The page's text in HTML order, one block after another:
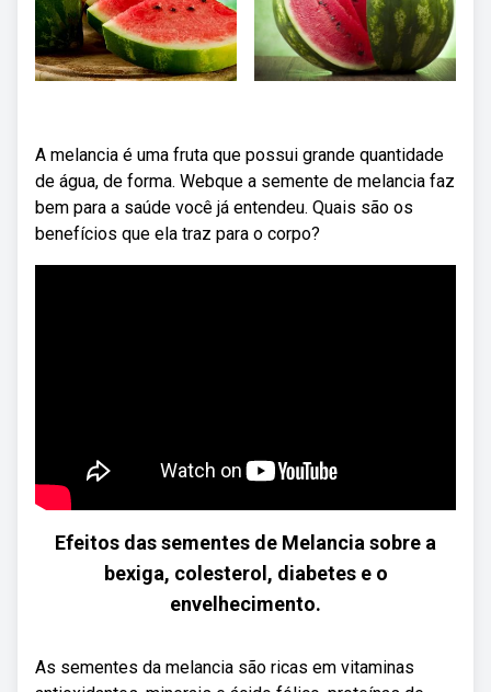
A melancia é uma fruta que possui grande quantidade
de água, de forma. Webque a semente de melancia faz
bem para a saúde você já entendeu. Quais são os
benefícios que ela traz para o corpo?
Efeitos das sementes de Melancia sobre a
bexiga, colesterol, diabetes e o
envelhecimento.
As sementes da melancia são ricas em vitaminas